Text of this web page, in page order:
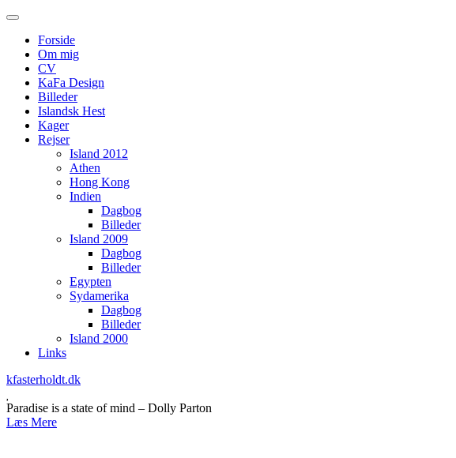
Main
Skip
contentForside
Om mig
CV
KaFa Design
Billeder
Islandsk Hest
Kager
Rejser
Island 2012
Athen
Hong Kong
Indien
Dagbog
Billeder
Island 2009
Dagbog
Billeder
Egypten
Sydamerika
Dagbog
Billeder
Island 2000
Links
kfasterholdt.dk
Paradise is a state of mind – Dolly Parton
Læs Mere